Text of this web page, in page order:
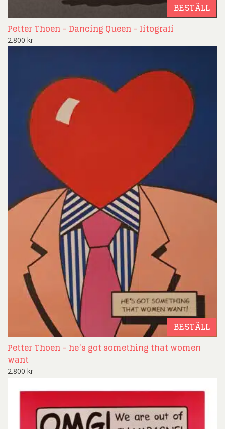
BESTÄLL
Petter Thoen – Dancing Queen – litografi
2.800 kr
BESTÄLL
Petter Thoen – he’s got something that women
want
2.800 kr